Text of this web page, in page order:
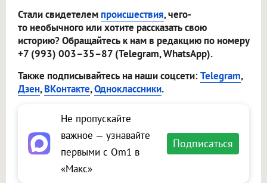
Стали свидетелем происшествия, чего-
то необычного или хотите рассказать свою
историю? Обращайтесь к нам в редакцию по номеру
+7 (993) 003–35–87 (Telegram, WhatsApp).
Также подписывайтесь на наши соцсети:Telegram,
Дзен,ВКонтакте,Одноклассники.
Не пропускайте
важное — узнавайте
первыми с Om1 в
«Макс»
Подписаться